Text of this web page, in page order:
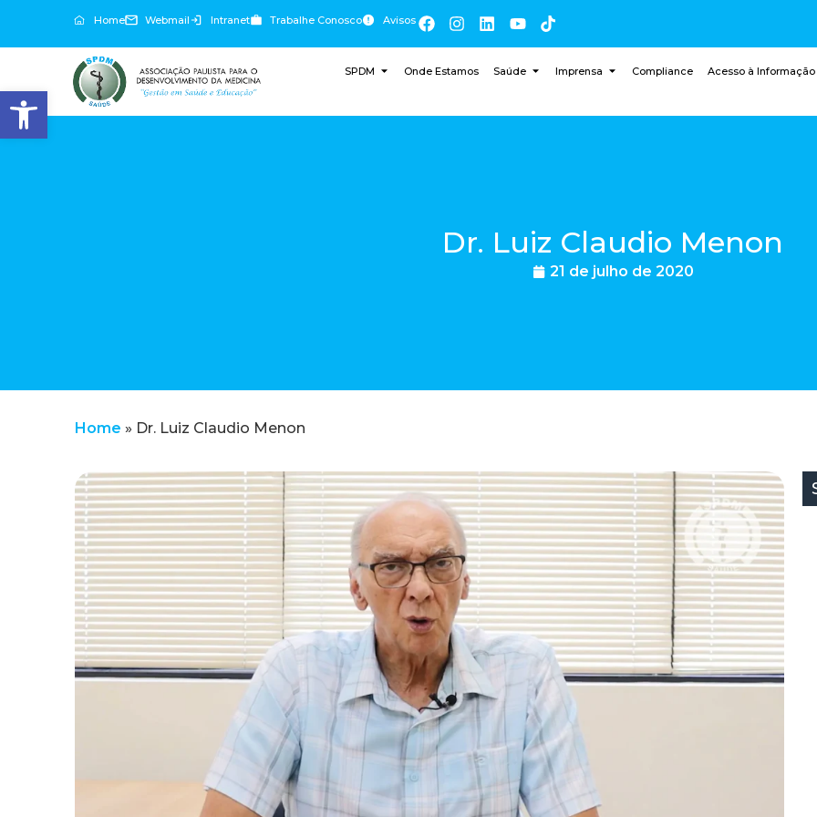
Abrir a barra de ferramentas
Home Webmail Intranet Trabalhe Conosco Avisos
SPDM Onde Estamos Saúde Imprensa Compliance Acesso à Informação
Dr. Luiz Claudio Menon
21 de julho de 2020
Home » Dr. Luiz Claudio Menon